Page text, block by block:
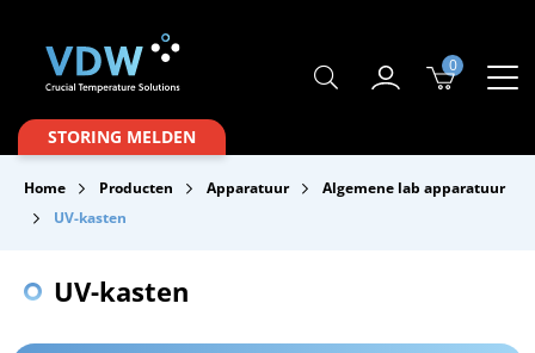
Producten
Branches
Merken
0
STORING MELDEN
Home Producten Apparatuur
Algemene lab apparatuur
UV-kasten
UV-kasten